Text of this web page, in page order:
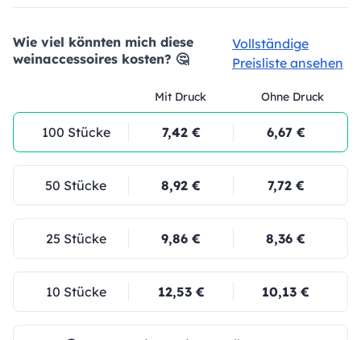
Wie viel könnten mich diese
weinaccessoires kosten? 🤔
Vollständige
Preisliste ansehen
Mit Druck Ohne Druck
100 Stücke 7,42 € 6,67 €
50 Stücke 8,92 € 7,72 €
25 Stücke 9,86 € 8,36 €
10 Stücke 12,53 € 10,13 €